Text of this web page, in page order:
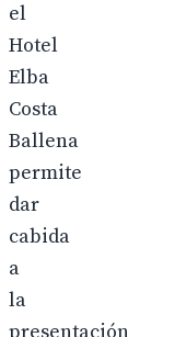
el
Hotel
Elba
Costa
Ballena
permite
dar
cabida
a
la